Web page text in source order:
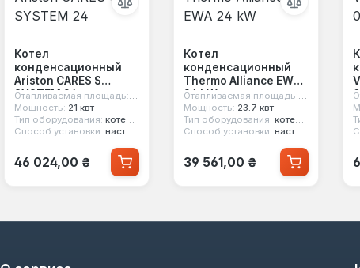
Котел
конденсационный
Ariston CARES S
SYSTEM 24
Отапливаемая площадь:240 м²
Мощность: 21 квт
Тип оборудования: котел конденсационный
Способ установки: настенный
Обычная цена:
46 024,00 ₴
Котел
конденсационный
Thermo Alliance EWA
24 kW
Отапливаемая площадь:240 кв.м
Мощность: 23.7 квт
Тип оборудования: котел конденсационный
Способ установки: настенный
Обычная цена:
39 561,00 ₴